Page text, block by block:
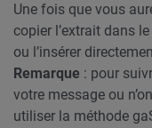
Une fois que vous
copier l’extrait dans
ou l’insérer
Remarque : pour
votre message ou
utiliser la méthode